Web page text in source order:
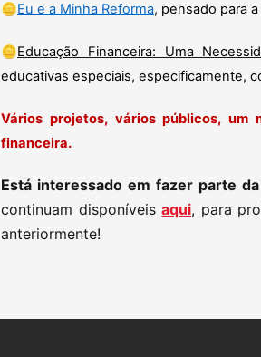
🪙Eu e a Minha Reforma, pensado para
🪙Educação Financeira: Uma
educativas especiais, especificamente,
Vários projetos, vários públicos, um
financeira.
Está interessado em fazer parte
continuam disponíveisaqui, para
anteriormente!